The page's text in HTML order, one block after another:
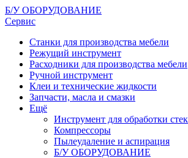
Б/У ОБОРУДОВАНИЕ
Сервис
Станки для производства мебели
Режущий инструмент
Расходники для производства мебели
Ручной инструмент
Клеи и технические жидкости
Запчасти, масла и смазки
Ещё
Инструмент для обработки
Компрессоры
Пылеудаление и аспирация
Б/У ОБОРУДОВАНИЕ